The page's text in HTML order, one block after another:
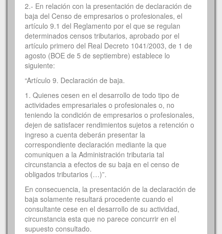
2.- En relación con la presentación de declaración de
baja del Censo de empresarios o profesionales, el
artículo 9.1 del Reglamento por el que se regulan
determinados censos tributarios, aprobado por el
artículo primero del Real Decreto 1041/2003, de 1 de
agosto (BOE de 5 de septiembre) establece lo
siguiente:
“Artículo 9. Declaración de baja.
1. Quienes cesen en el desarrollo de todo tipo de
actividades empresariales o profesionales o, no
teniendo la condición de empresarios o profesionales,
dejen de satisfacer rendimientos sujetos a retención o
ingreso a cuenta deberán presentar la
correspondiente declaración mediante la que
comuniquen a la Administración tributaria tal
circunstancia a efectos de su baja en el censo de
obligados tributarios (…)”.
En consecuencia, la presentación de la declaración de
baja solamente resultará procedente cuando el
consultante cese en el desarrollo de su actividad,
circunstancia esta que no parece concurrir en el
supuesto consultado.